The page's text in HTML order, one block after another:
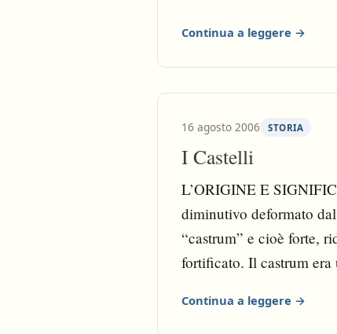
Continua a leggere →
16 agosto 2006 STORIA
I Castelli
L’ORIGINE E
diminutivo deformato
“castrum” e cioè forte,
fortificato. Il castrum
Continua a leggere →